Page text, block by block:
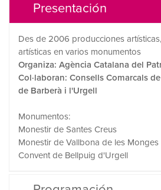
Presentación
Des de 2006 producciones
artísticas en varios monumentos
Organiza: Agència Catalana del
Col·laboran: Consells Comarcals
de Barberà i l'Urgell
Monumentos:
Monestir de Santes Creus
Monestir de Vallbona de les Monges
Convent de Bellpuig d'Urgell